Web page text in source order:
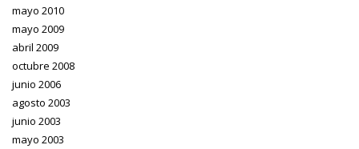
mayo 2010
mayo 2009
abril 2009
octubre 2008
junio 2006
agosto 2003
junio 2003
mayo 2003